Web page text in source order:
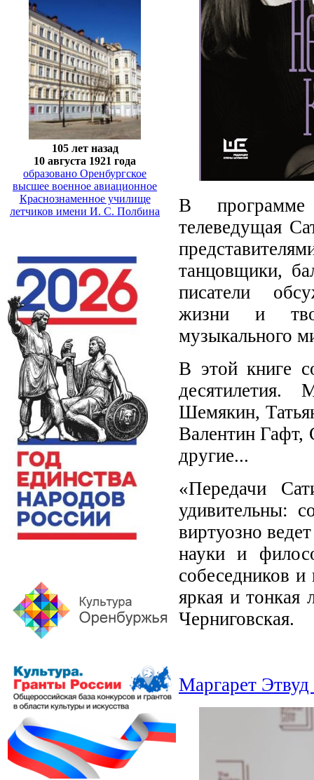
105 лет назад
10 августа 1921 года
образовано Оренбургское
высшее военное авиационное
Краснознаменное училище
летчиков имени И. С. Полбина
В программе
телеведущая
танцовщики,
писатели
жизни и
музыкального
В этой книге
Шемякин,
Валентин Гафт,
другие...
«Передачи
удивительны:
виртуозно
науки и
собеседников
яркая и тонкая
Черниговская.
Маргарет